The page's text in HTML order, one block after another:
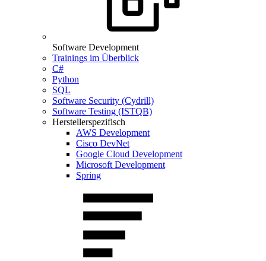
Software Development
Trainings im Überblick
C#
Python
SQL
Software Security (Cydrill)
Software Testing (ISTQB)
Herstellerspezifisch
AWS Development
Cisco DevNet
Google Cloud Development
Microsoft Development
Spring